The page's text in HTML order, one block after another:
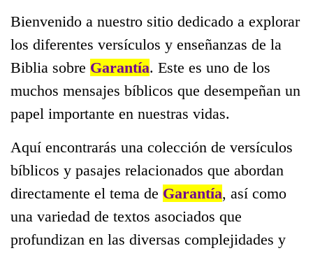
Bienvenido a nuestro sitio dedicado a explorar
los diferentes versículos y enseñanzas de la
Biblia sobre Garantía. Este es uno de los
muchos mensajes bíblicos que desempeñan un
papel importante en nuestras vidas.
Aquí encontrarás una colección de versículos
bíblicos y pasajes relacionados que abordan
directamente el tema de Garantía, así como
una variedad de textos asociados que
profundizan en las diversas complejidades y